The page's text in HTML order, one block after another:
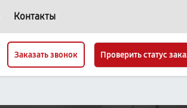
Контакты
Заказать звонок Проверить статус